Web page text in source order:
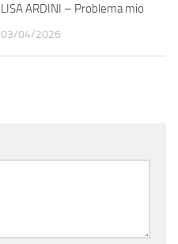
LISA ARDINI – Problema mio
03/04/2026